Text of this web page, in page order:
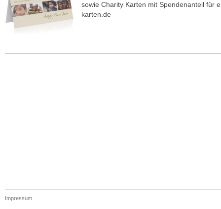
sowie Charity Karten mit Spendenanteil für
karten.de
Impressum